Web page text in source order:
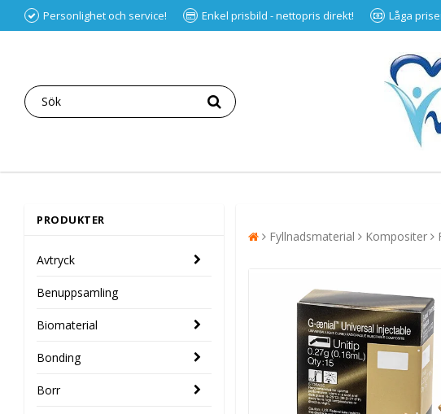
Personlighet och service! Enkel prisbild - nettopris direkt! Låga
PRODUKTER
Avtryck
Benuppsamling
Biomaterial
Bonding
Borr
Fyllnadsmaterial Kompositer